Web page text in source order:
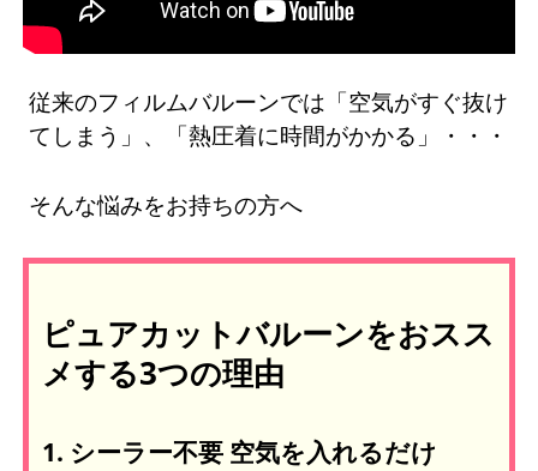
従来のフィルムバルーンでは「空気がすぐ抜け
てしまう」、「熱圧着に時間がかかる」・・・
そんな悩みをお持ちの方へ
ピュアカットバルーンをおスス
メする3つの理由
1. シーラー不要 空気を入れるだけ